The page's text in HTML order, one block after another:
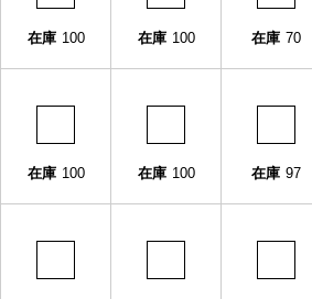
在庫 100 在庫 100 在庫 70
在庫 100 在庫 100 在庫 97